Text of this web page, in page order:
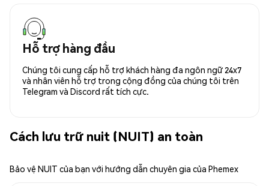
Hỗ trợ hàng đầu
Chúng tôi cung cấp hỗ trợ khách hàng đa ngôn ngữ 24x7
và nhân viên hỗ trợ trong cộng đồng của chúng tôi trên
Telegram và Discord rất tích cực.
Cách lưu trữ nuit (NUIT) an toàn
Bảo vệ NUIT của bạn với hướng dẫn chuyên gia của Phemex